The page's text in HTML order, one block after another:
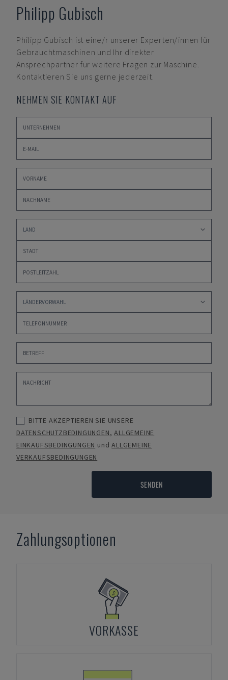
Philipp Gubisch
Philipp Gubisch ist eine/r unserer Experten/innen für
Gebrauchtmaschinen und Ihr direkter
Ansprechpartner für weitere Fragen zur Maschine.
Kontaktieren Sie uns gerne jederzeit.
NEHMEN SIE KONTAKT AUF
BITTE AKZEPTIEREN SIE UNSERE
DATENSCHUTZBEDINGUNGEN,ALLGEMEINE
EINKAUFSBEDINGUNGEN undALLGEMEINE
VERKAUFSBEDINGUNGEN
SENDEN
Zahlungsoptionen
VORKASSE